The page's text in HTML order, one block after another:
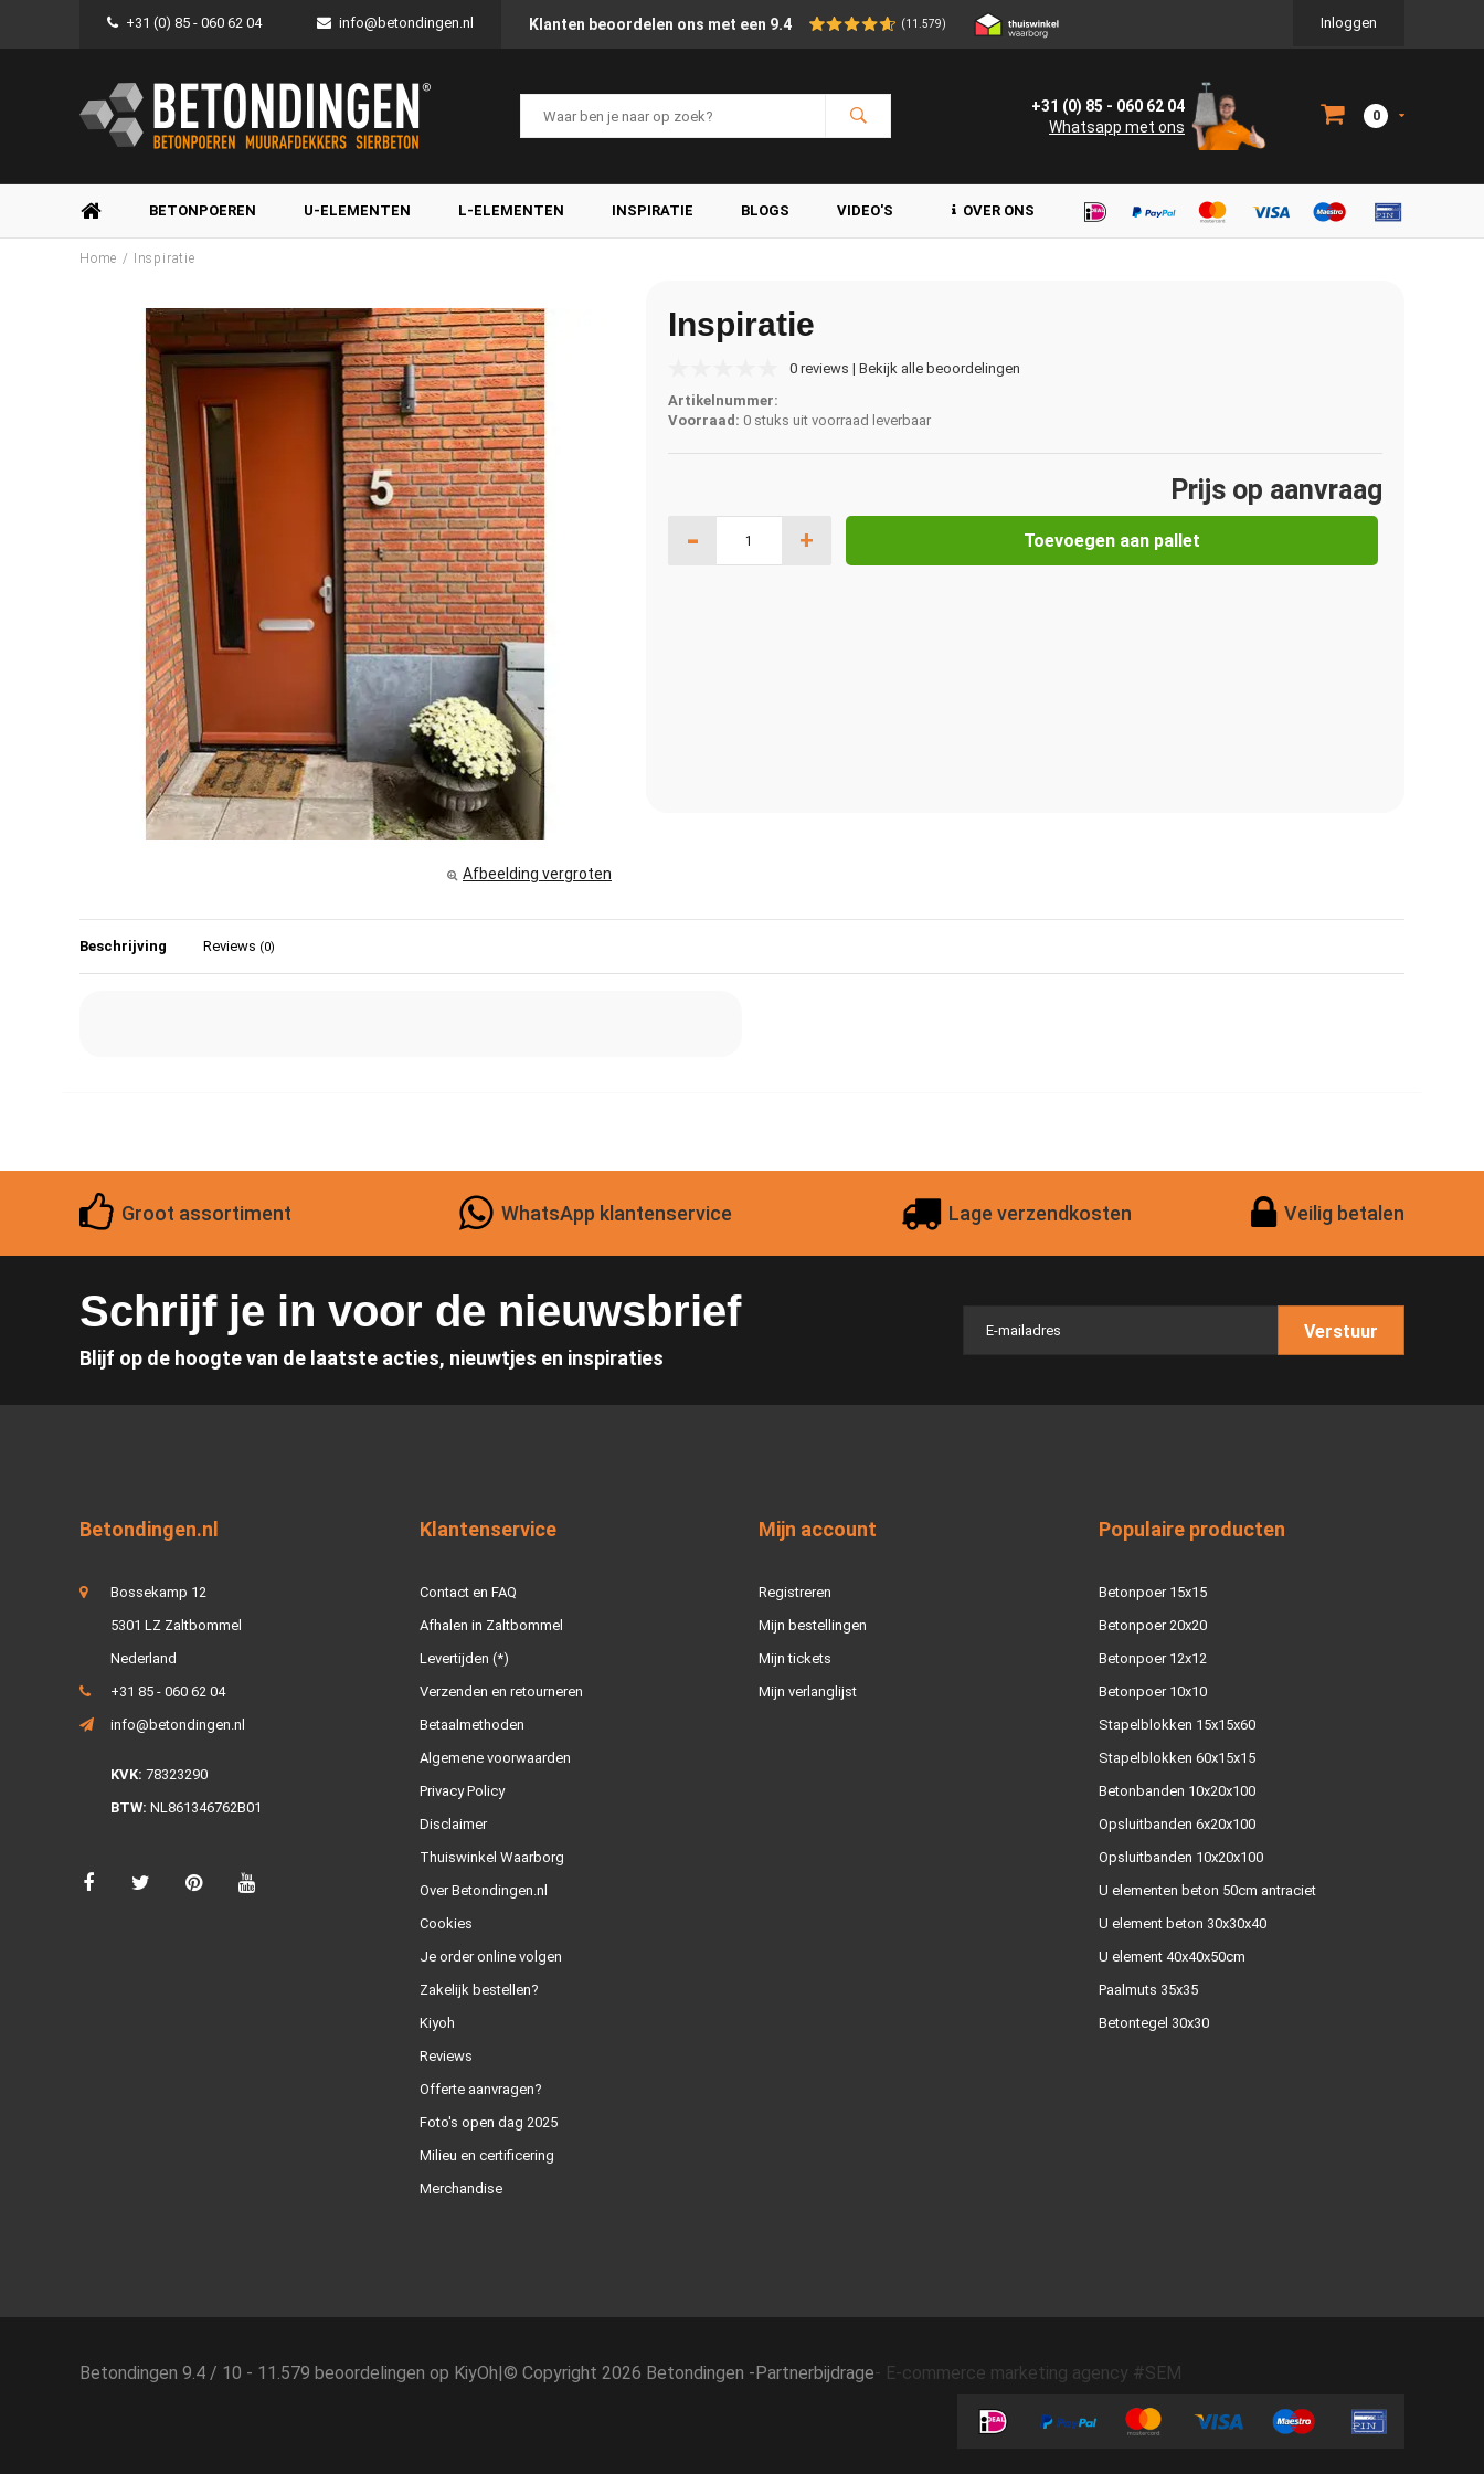
+31 (0) 85 - 060 62 04 info@betondingen.nl Klanten beoordelen ons met een 9.4 (11.579) Inloggen
+31 (0) 85 - 060 62 04
Whatsapp met ons
0
BETONPOEREN U-ELEMENTEN L-ELEMENTEN INSPIRATIE BLOGS VIDEO'S OVER ONS
Home / Inspiratie
Afbeelding vergroten
Inspiratie
0 reviews | Bekijk alle beoordelingen
Artikelnummer:
Voorraad: 0 stuks uit voorraad leverbaar
Prijs op aanvraag
- + Toevoegen aan pallet
Beschrijving Reviews (0)
Groot assortiment WhatsApp klantenservice Lage verzendkosten Veilig betalen
Schrijf je in voor de nieuwsbrief
Blijf op de hoogte van de laatste acties, nieuwtjes en inspiraties
Verstuur
Betondingen.nl
Bossekamp 12
5301 LZ Zaltbommel
Nederland
+31 85 - 060 62 04
info@betondingen.nl
KVK: 78323290
BTW: NL861346762B01
Klantenservice
Contact en FAQ
Afhalen in Zaltbommel
Levertijden (*)
Verzenden en retourneren
Betaalmethoden
Algemene voorwaarden
Privacy Policy
Disclaimer
Thuiswinkel Waarborg
Over Betondingen.nl
Cookies
Je order online volgen
Zakelijk bestellen?
Kiyoh
Reviews
Offerte aanvragen?
Foto's open dag 2025
Milieu en certificering
Merchandise
Mijn account
Registreren
Mijn bestellingen
Mijn tickets
Mijn verlanglijst
Populaire producten
Betonpoer 15x15
Betonpoer 20x20
Betonpoer 12x12
Betonpoer 10x10
Stapelblokken 15x15x60
Stapelblokken 60x15x15
Betonbanden 10x20x100
Opsluitbanden 6x20x100
Opsluitbanden 10x20x100
U elementen beton 50cm antraciet
U element beton 30x30x40
U element 40x40x50cm
Paalmuts 35x35
Betontegel 30x30
Betondingen 9.4 / 10 - 11.579 beoordelingen op KiyOh|© Copyright 2026 Betondingen -Partnerbijdrage- E-commerce marketing agency #SEM